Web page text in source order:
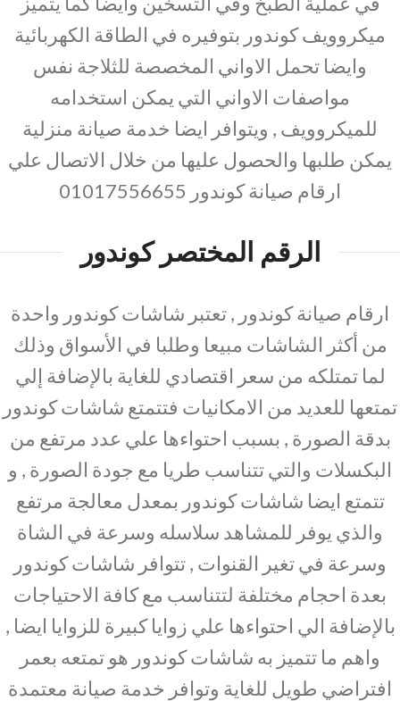
ميكروويف كوندور بتوفيره في الطاقة الكهربائية
وايضا تحمل الاواني المخصصة للثلاجة نفس
مواصفات الاواني التي يمكن استخدامه
للميكروويف , ويتوافر ايضا خدمة صيانة منزلية
يمكن طلبها والحصول عليها من خلال الاتصال علي
ارقام صيانة كوندور 01017556655
الرقم المختصر كوندور
ارقام صيانة كوندور , تعتبر شاشات كوندور واحدة
من أكثر الشاشات مبيعا وطلبا في الأسواق وذلك
لما تمتلكه من سعر اقتصادي للغاية بالإضافة إلي
تمتعها للعديد من الامكانيات فتتمتع شاشات كوندور
بدقة الصورة , بسبب احتواءها علي عدد مرتفع من
البكسلات والتي تتناسب طريا مع جودة الصورة , و
تتمتع ايضا شاشات كوندور بمعدل معالجة مرتفع
والذي يوفر للمشاهد سلاسله وسرعة في الشاة
وسرعة في تغير القنوات , تتوافر شاشات كوندور
بعدة احجام مختلفة لتتناسب مع كافة الاحتياجات
بالإضافة الي احتواءها علي زوايا كبيرة للزوايا ايضا ,
واهم ما تتميز به شاشات كوندور هو تمتعه بعمر
افتراضي طويل للغاية وتوافر خدمة صيانة معتمدة